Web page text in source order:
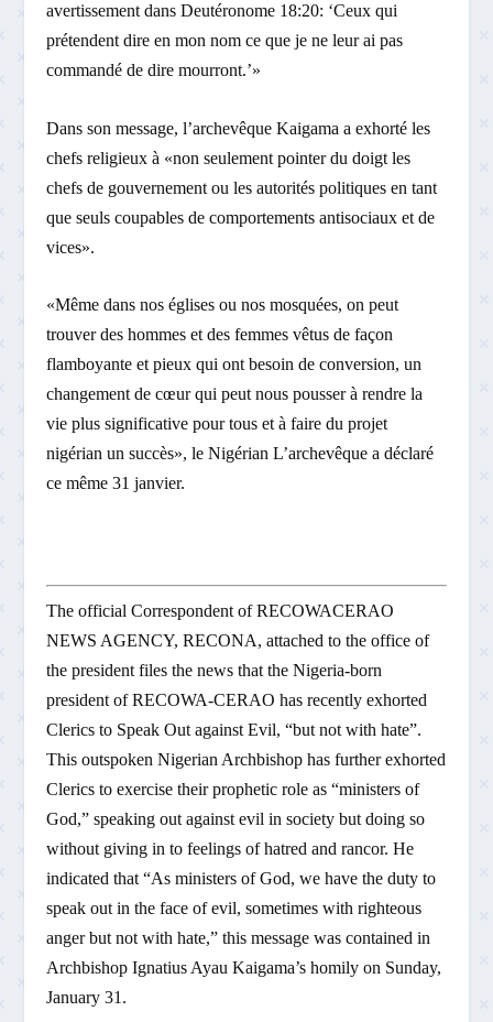
avertissement dans Deutéronome 18:20: ‘Ceux qui
prétendent dire en mon nom ce que je ne leur ai pas
commandé de dire mourront.’»
Dans son message, l’archevêque Kaigama a exhorté les
chefs religieux à «non seulement pointer du doigt les
chefs de gouvernement ou les autorités politiques en tant
que seuls coupables de comportements antisociaux et de
vices».
«Même dans nos églises ou nos mosquées, on peut
trouver des hommes et des femmes vêtus de façon
flamboyante et pieux qui ont besoin de conversion, un
changement de cœur qui peut nous pousser à rendre la
vie plus significative pour tous et à faire du projet
nigérian un succès», le Nigérian L’archevêque a déclaré
ce même 31 janvier.
The official Correspondent of RECOWACERAO
NEWS AGENCY, RECONA, attached to the office of
the president files the news that the Nigeria-born
president of RECOWA-CERAO has recently exhorted
Clerics to Speak Out against Evil, “but not with hate”.
This outspoken Nigerian Archbishop has further exhorted
Clerics to exercise their prophetic role as “ministers of
God,” speaking out against evil in society but doing so
without giving in to feelings of hatred and rancor. He
indicated that “As ministers of God, we have the duty to
speak out in the face of evil, sometimes with righteous
anger but not with hate,” this message was contained in
Archbishop Ignatius Ayau Kaigama’s homily on Sunday,
January 31.